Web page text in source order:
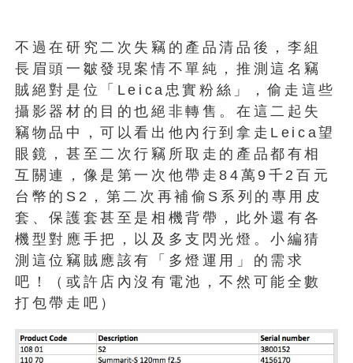
不過在研究二次失竊的產品清品後，李組
長眉頭一皺發現案情不單純，推測這名竊
賊絕對是位「Leica忠實粉絲」，偷走這些
攝影器材的目的也絕非轉售。在這二起失
竊物品中，可以看出他內行到拿走Leica望
眼鏡，甚至二次行竊所取走的產品都有相
互關連，像是第一次他帶走84萬9千2百元
台幣的S2，第二次再補偷S系列的專用皮
套、保護套甚至是相機背帶，此外還有各
機型對應手把，以及多支閃光燈。小編猜
測這位竊賊應該有「多燈運用」的需求
吧！（或許店內沒有電池，不然可能全數
打包帶走吧）